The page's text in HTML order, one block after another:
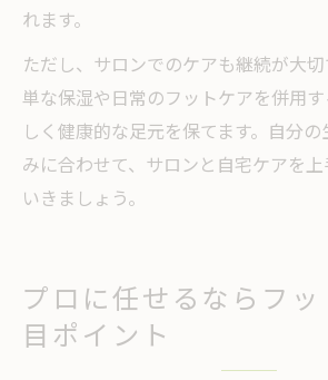
れます。
ただし、サロンでのケアも継続が大
単な保湿や日常のフットケアを併用
しく健康的な足元を保てます。自分
みに合わせて、サロンと自宅ケアを
いきましょう。
プロに任せるならフ
目ポイント